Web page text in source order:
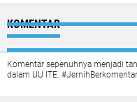
KOMENTAR
Komentar sepenuhnya menjadi
dalam UU ITE. #JernihBerkomentar